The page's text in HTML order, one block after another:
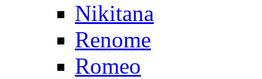
Nikitana
Renome
Romeo